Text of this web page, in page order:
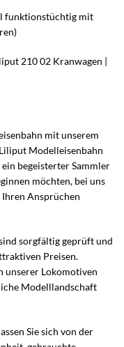
funktionstüchtig mit
210 02 Kranwagen |
mit unserem
Modelleisenbahn
begeisterter Sammler
möchten, bei uns
Ansprüchen
sorgfältig geprüft und
Preisen.
unserer Lokomotiven
Modelllandschaft
Sie sich von der